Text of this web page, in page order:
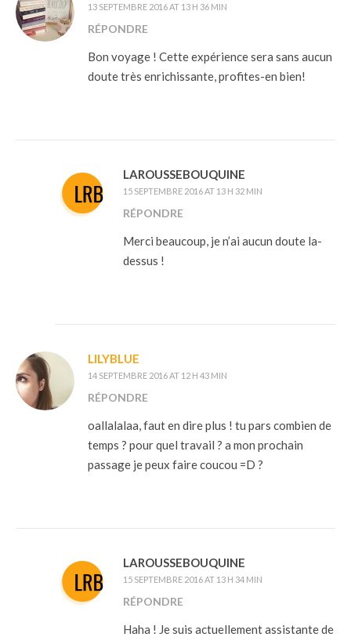
13 SEPTEMBRE 2016 AT 13 H 36 MIN
RÉPONDRE
Bon voyage ! Cette expérience sera sans aucun
doute très enrichissante, profites-en bien!
LAROUSSEBOUQUINE
15 SEPTEMBRE 2016 AT 13 H 32 MIN
RÉPONDRE
Merci beaucoup, je n’ai aucun doute la-
dessus !
LILYBLUE
14 SEPTEMBRE 2016 AT 12 H 43 MIN
RÉPONDRE
oallalalaa, faut en dire plus ! tu pars combien de
temps ? pour quel travail ? a mon prochain
passage je peux faire coucou =D ?
LAROUSSEBOUQUINE
15 SEPTEMBRE 2016 AT 13 H 34 MIN
RÉPONDRE
Haha ! Je suis actuellement assistante de